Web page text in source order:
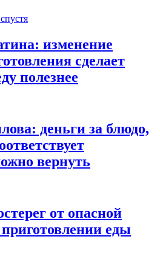
изменение
сделает
полезнее
деньги за блюдо,
вернуть
от опасной
еды